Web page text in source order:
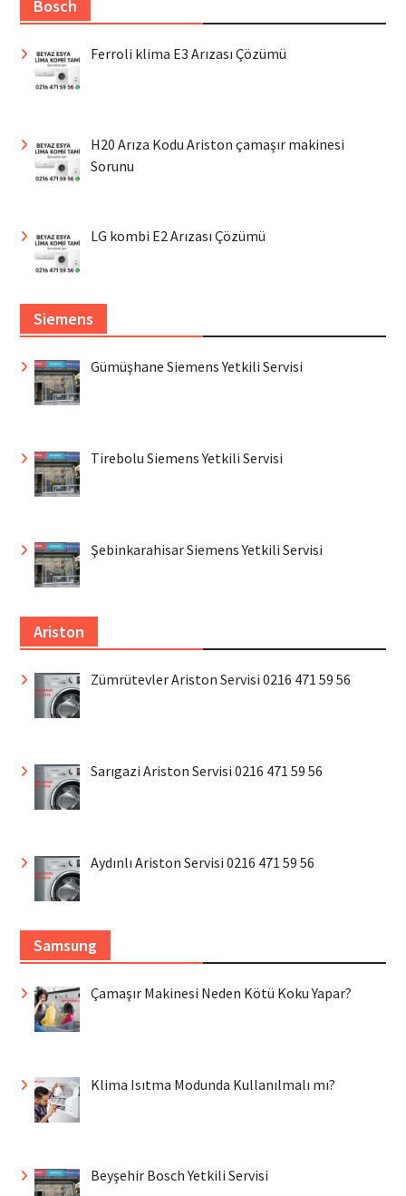
Bosch
Ferroli klima E3 Arızası Çözümü
H20 Arıza Kodu Ariston çamaşır makinesi
Sorunu
LG kombi E2 Arızası Çözümü
Siemens
Gümüşhane Siemens Yetkili Servisi
Tirebolu Siemens Yetkili Servisi
Şebinkarahisar Siemens Yetkili Servisi
Ariston
Zümrütevler Ariston Servisi 0216 471 59 56
Sarıgazi Ariston Servisi 0216 471 59 56
Aydınlı Ariston Servisi 0216 471 59 56
Samsung
Çamaşır Makinesi Neden Kötü Koku Yapar?
Klima Isıtma Modunda Kullanılmalı mı?
Beyşehir Bosch Yetkili Servisi